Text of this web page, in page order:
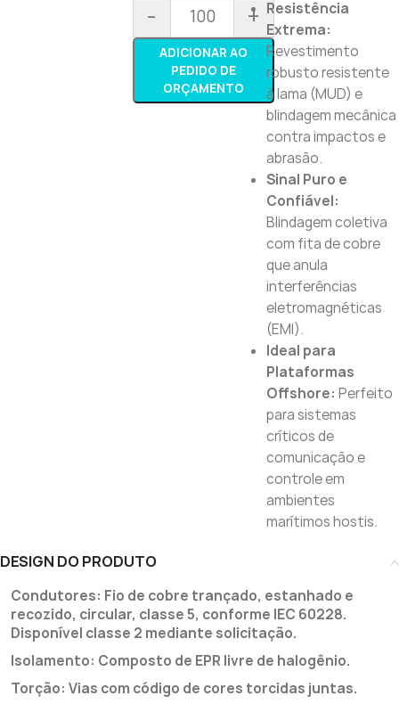
- +
ADICIONAR AO
PEDIDO DE
ORÇAMENTO
Resistência
Extrema:
Revestimento
robusto resistente
à lama (MUD) e
blindagem mecânica
contra impactos e
abrasão.
Sinal Puro e
Confiável:
Blindagem coletiva
com fita de cobre
que anula
interferências
eletromagnéticas
(EMI).
Ideal para
Plataformas
Offshore: Perfeito
para sistemas
críticos de
comunicação e
controle em
ambientes
marítimos hostis.
DESIGN DO PRODUTO
Condutores: Fio de cobre trançado, estanhado e
recozido, circular, classe 5, conforme IEC 60228.
Disponível classe 2 mediante solicitação.
Isolamento: Composto de EPR livre de halogênio.
Torção: Vias com código de cores torcidas juntas.